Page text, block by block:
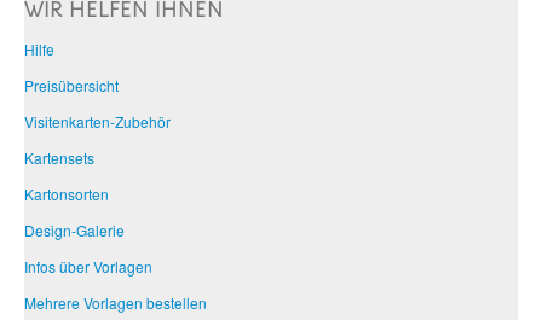
WIR HELFEN IHNEN
Hilfe
Preisübersicht
Visitenkarten-Zubehör
Kartensets
Kartonsorten
Design-Galerie
Infos über Vorlagen
Mehrere Vorlagen bestellen